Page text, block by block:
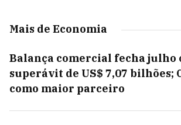
Mais de Economia
Balança comercial fecha julho
superávit de US$ 7,07 bilhões;
como maior parceiro